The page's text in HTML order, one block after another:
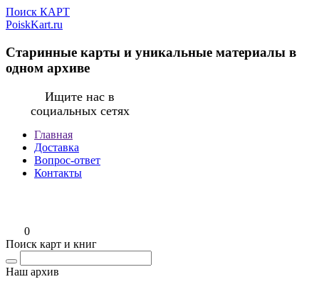
Поиск КАРТ
PoiskKart.ru
Старинные карты и уникальные материалы в
одном архиве
Ищите нас в
социальных сетях
Главная
Доставка
Вопрос-ответ
Контакты
0
Поиск карт и книг
Наш архив